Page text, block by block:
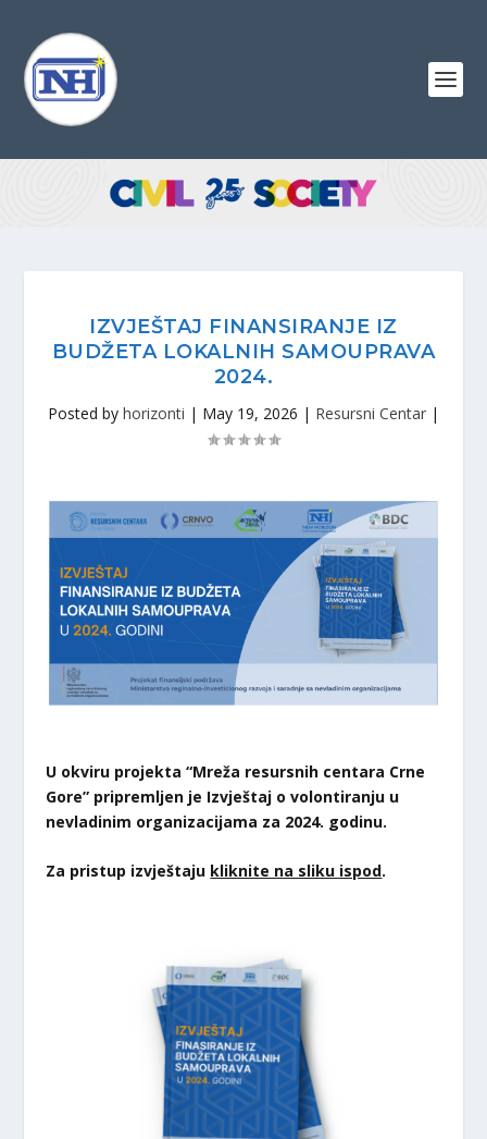
IZVJEŠTAJ FINANSIRANJE IZ
BUDŽETA LOKALNIH SAMOUPRAVA
2024.
Posted by horizonti | May 19, 2026 | Resursni Centar |
U okviru projekta “Mreža resursnih centara Crne
Gore” pripremljen je Izvještaj o volontiranju u
nevladinim organizacijama za 2024. godinu.
Za pristup izvještaju kliknite na sliku ispod.